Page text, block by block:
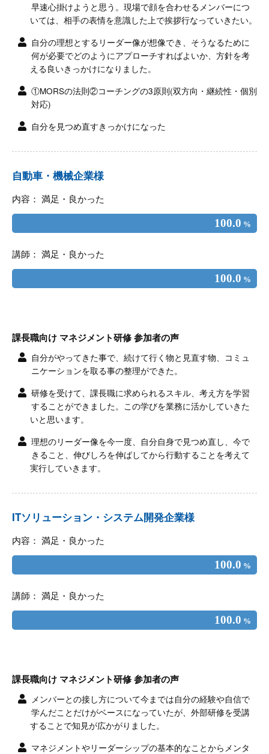
早速心掛けようと思う。現場で顔を合わせるメンバーにつ
いては、相手の表情を意識した上で挨拶行なっていきたい。
自分の理想とするリーダー像が想像でき、そうなるために
何が必要でどのようにアプローチすればよいか、方針を考
える良いきっかけになりました。
①MORSの法則②コーチングの3原則(双方向・継続性・個別
対応)
自分を見つめ直すきっかけになった
自動車・機械企業様
内容： 満足・良かった
100.0 %
講師： 満足・良かった
100.0 %
課長職向け マネジメント研修 参加者の声
自分がやってきた事で、続けて行く物と見直す物、コミュ
ニケーションを取る事の整理ができた。
研修を受けて、課長職に求められるスキル、考え方を学習
することができました。この学びを業務に活かしていきた
いと思います。
理想のリーダー像を今一度、自分自身で見つめ直し、今で
きること、伸びしろを伸ばしてから行動することを考えて
実行していきます。
ITソリューション・システム開発企業様
内容： 満足・良かった
100.0 %
講師： 満足・良かった
100.0 %
課長職向け マネジメント研修 参加者の声
メンバーとの接し方について今までは自分の経験や自信で
学んだことだけがベースになっていたが、外部研修を受講
することで知見が広かがりました。
マネジメントやリーダーシップの基本的なことからメンタ